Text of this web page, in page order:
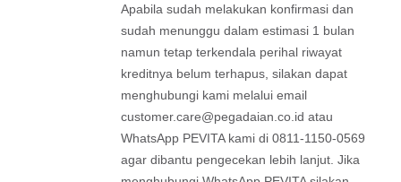
Apabila sudah melakukan konfirmasi dan
sudah menunggu dalam estimasi 1 bulan
namun tetap terkendala perihal riwayat
kreditnya belum terhapus, silakan dapat
menghubungi kami melalui email
customer.care@pegadaian.co.id atau
WhatsApp PEVITA kami di 0811-1150-0569
agar dibantu pengecekan lebih lanjut. Jika